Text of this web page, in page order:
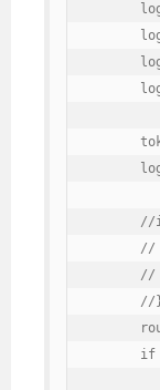
//
//
//
//
if